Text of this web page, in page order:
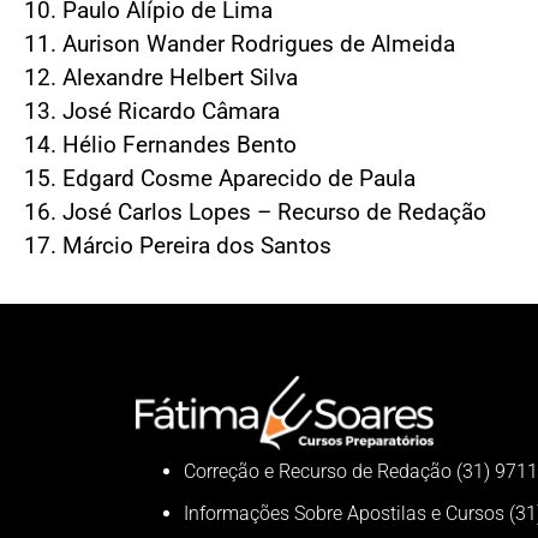
10. Paulo Alípio de Lima
11. Aurison Wander Rodrigues de Almeida
12. Alexandre Helbert Silva
13. José Ricardo Câmara
14. Hélio Fernandes Bento
15. Edgard Cosme Aparecido de Paula
16. José Carlos Lopes – Recurso de Redação
17. Márcio Pereira dos Santos
Correção e Recurso de Redação (31)
Informações Sobre Apostilas e Cursos